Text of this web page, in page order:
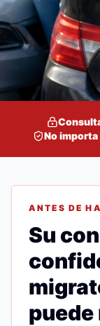
No
ANTES DE
Su
puede